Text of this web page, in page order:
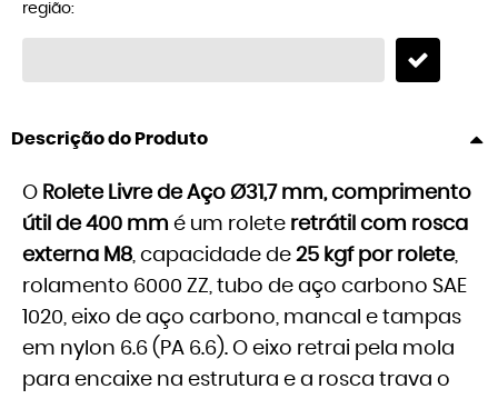
região:
Descrição do Produto
O Rolete Livre de Aço Ø31,7 mm, comprimento
útil de 400 mm é um rolete retrátil com rosca
externa M8, capacidade de 25 kgf por rolete,
rolamento 6000 ZZ, tubo de aço carbono SAE
1020, eixo de aço carbono, mancal e tampas
em nylon 6.6 (PA 6.6). O eixo retrai pela mola
para encaixe na estrutura e a rosca trava o